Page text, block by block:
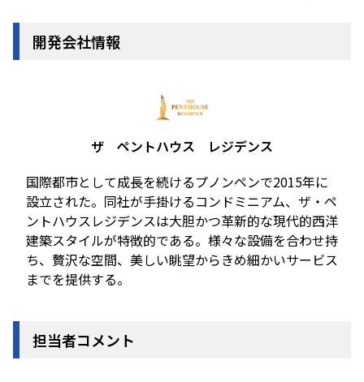
開発会社情報
ザ ペントハウス レジデンス
国際都市として成長を続けるプノンペンで2015年に
設立された。同社が手掛けるコンドミニアム、ザ・ペ
ントハウスレジデンスは大胆かつ革新的な現代的西洋
建築スタイルが特徴的である。様々な設備を合わせ持
ち、贅沢な空間、美しい眺望からきめ細かいサービス
までを提供する。
担当者コメント